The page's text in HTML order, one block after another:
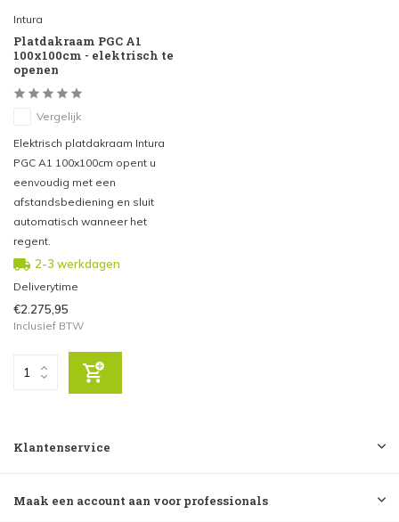
Intura
Platdakraam PGC A1
100x100cm - elektrisch te
openen
Vergelijk
Elektrisch platdakraam Intura
PGC A1 100x100cm opent u
eenvoudig met een
afstandsbediening en sluit
automatisch wanneer het
regent.
2-3 werkdagen
Deliverytime
€2.275,95
Inclusief BTW
Klantenservice
Maak een account aan voor professionals